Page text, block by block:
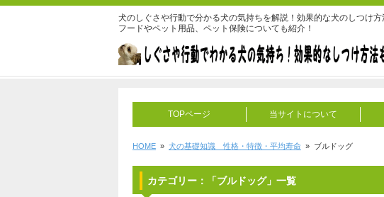
犬のしぐさや行動で分かる犬の気持ちを解説！効果的な犬のしつけ
フードやペット用品、ペット保険についても紹介！
TOPページ 当サイトについて
HOME » 犬の基礎知識 性格・特徴・平均寿命 » ブルドッグ
カテゴリー：「ブルドッグ」一覧